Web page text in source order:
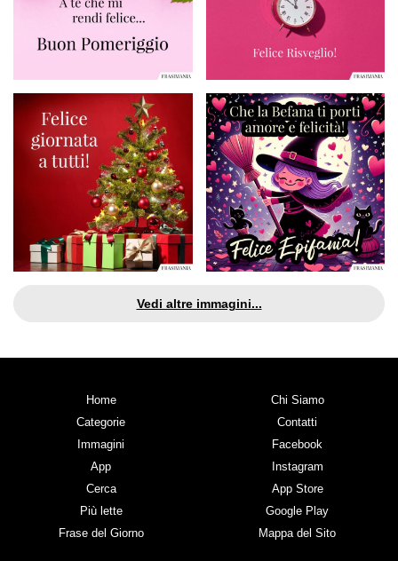
Vedi altre immagini...
Home
Categorie
Immagini
App
Cerca
Più lette
Frase del Giorno
Chi Siamo
Contatti
Facebook
Instagram
App Store
Google Play
Mappa del Sito